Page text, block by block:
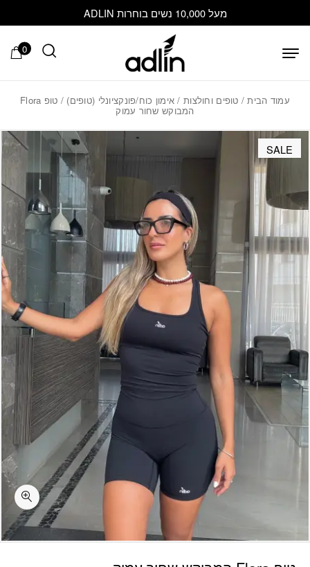
מעל 10,000 נשים בוחרות ADLIN
0
עמוד הבית/ טופים וחולצות / אימון כוח/פונקציונלי (טופים) / טופ Flora
המבוקש שחור עמוק
SALE